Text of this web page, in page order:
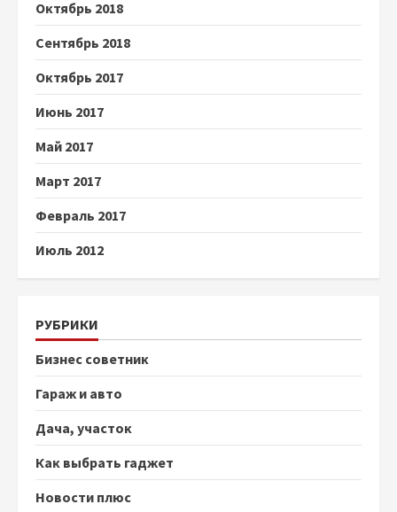
Октябрь 2018
Сентябрь 2018
Октябрь 2017
Июнь 2017
Май 2017
Март 2017
Февраль 2017
Июль 2012
РУБРИКИ
Бизнес советник
Гараж и авто
Дача, участок
Как выбрать гаджет
Новости плюс